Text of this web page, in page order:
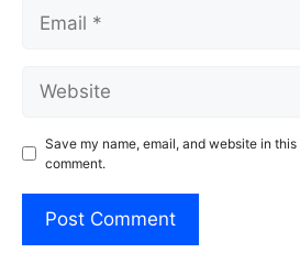
Save my name, email, and website in
comment.